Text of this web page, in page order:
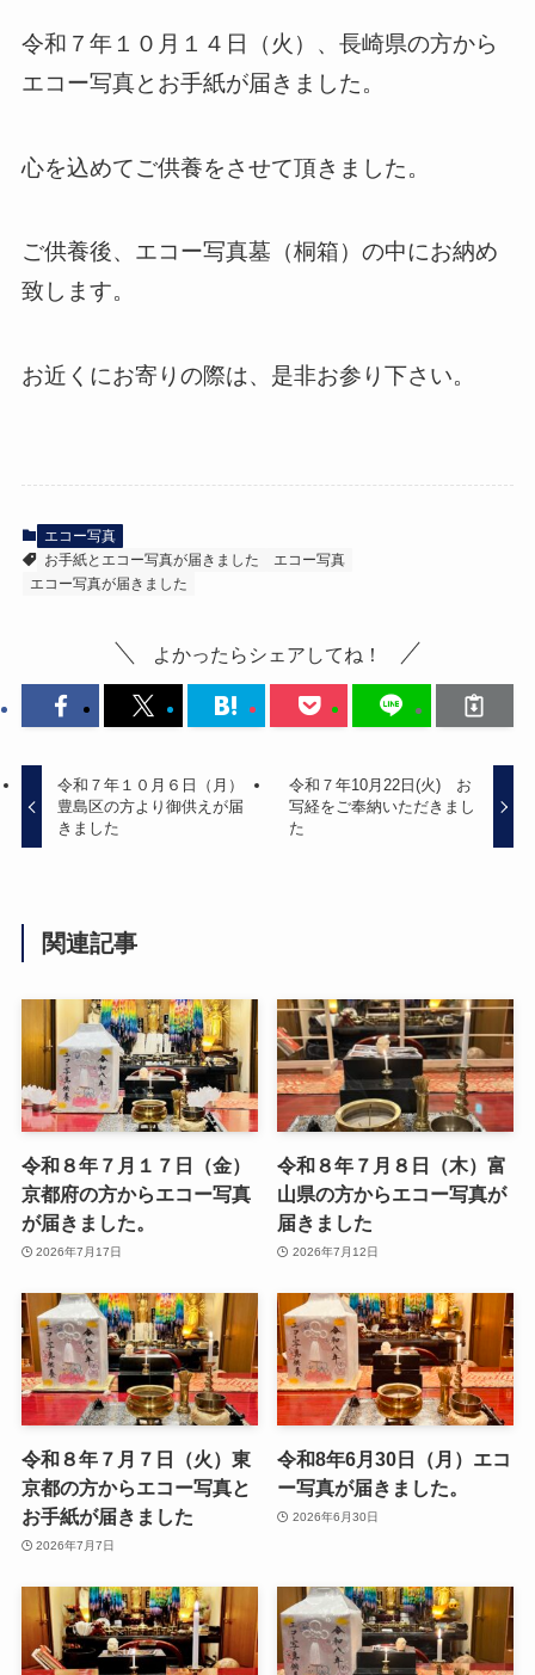
令和７年１０月１４日（火）、長崎県の方から
エコー写真とお手紙が届きました。
心を込めてご供養をさせて頂きました。
ご供養後、エコー写真墓（桐箱）の中にお納め
致します。
お近くにお寄りの際は、是非お参り下さい。
エコー写真
お手紙とエコー写真が届きました
エコー写真
エコー写真が届きました
よかったらシェアしてね！
令和７年１０月６日（月）
豊島区の方より御供えが届
きました
令和７年10月22日(火) お
写経をご奉納いただきまし
た
関連記事
令和８年７月１７日（金）
京都府の方からエコー写真
が届きました。
2026年7月17日
令和８年７月８日（木）富
山県の方からエコー写真が
届きました
2026年7月12日
令和８年７月７日（火）東
京都の方からエコー写真と
お手紙が届きました
2026年7月7日
令和8年6月30日（月）エコ
ー写真が届きました。
2026年6月30日